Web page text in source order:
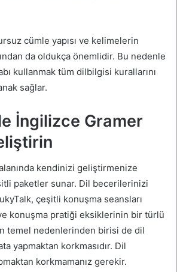
cümle yapısı ve kelimelerin
da oldukça önemlidir. Bu nedenle
kullanmak tüm dilbilgisi kurallarını
sağlar.
İngilizce Gramer
kendinizi geliştirmenize
paketler sunar. Dil becerilerinizi
çeşitli konuşma seansları
konuşma pratiği eksiklerinin bir türlü
temel nedenlerinden birisi de dil
yapmaktan korkmasıdır. Dil
korkmamanız gerekir.